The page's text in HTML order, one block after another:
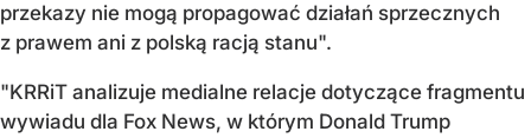
przekazy nie mogą propagować działań sprzecznych
z prawem ani z polską racją stanu".
"KRRiT analizuje medialne relacje dotyczące fragmentu
wywiadu dla Fox News, w którym Donald Trump